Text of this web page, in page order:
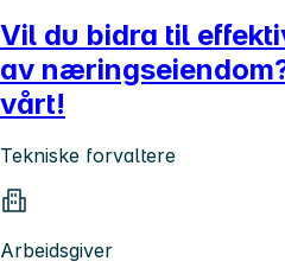
Vil du bidra til
av
vårt!
Tekniske forvaltere
Arbeidsgiver